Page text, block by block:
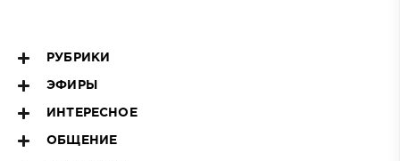
РУБРИКИ
ЭФИРЫ
ИНТЕРЕСНОЕ
ОБЩЕНИЕ